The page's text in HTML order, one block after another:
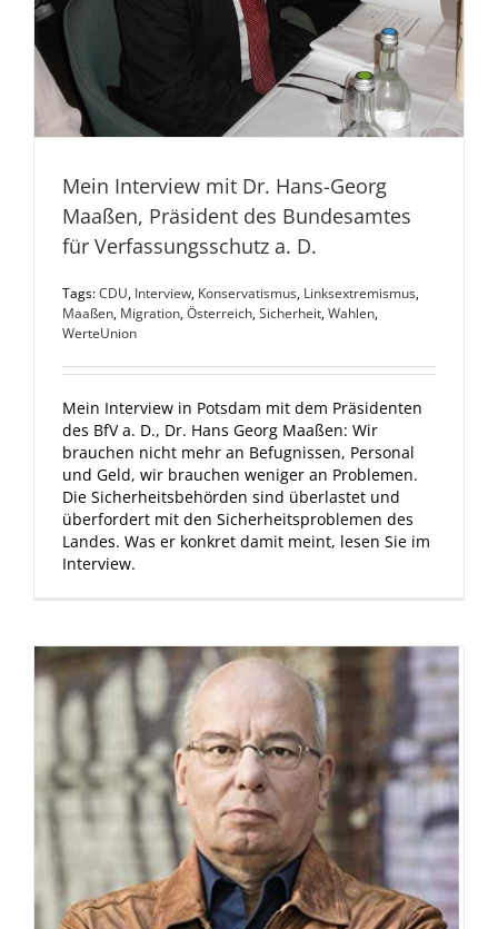
Mein Interview mit Dr. Hans-Georg
Maaßen, Präsident des Bundesamtes
für Verfassungsschutz a. D.
Tags:CDU, Interview, Konservatismus, Linksextremismus,
Maaßen, Migration,Österreich,Sicherheit,Wahlen,
WerteUnion
Mein Interview in Potsdam mit dem Präsidenten
des BfV a. D., Dr. Hans Georg Maaßen: Wir
brauchen nicht mehr an Befugnissen, Personal
und Geld, wir brauchen weniger an Problemen.
Die Sicherheitsbehörden sind überlastet und
überfordert mit den Sicherheitsproblemen des
Landes. Was er konkret damit meint, lesen Sie im
Interview.